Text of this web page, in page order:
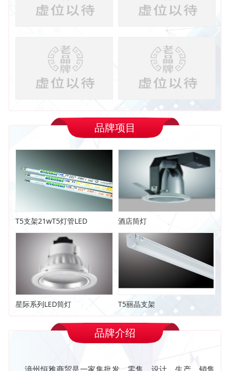
品牌项目
T5支架21wT5灯管LED 酒店筒灯
星际系列LED筒灯 T5丽晶支架
品牌介绍
漳州恒雅商贸是一家集批发﹑零售﹑设计﹑生产﹑销售